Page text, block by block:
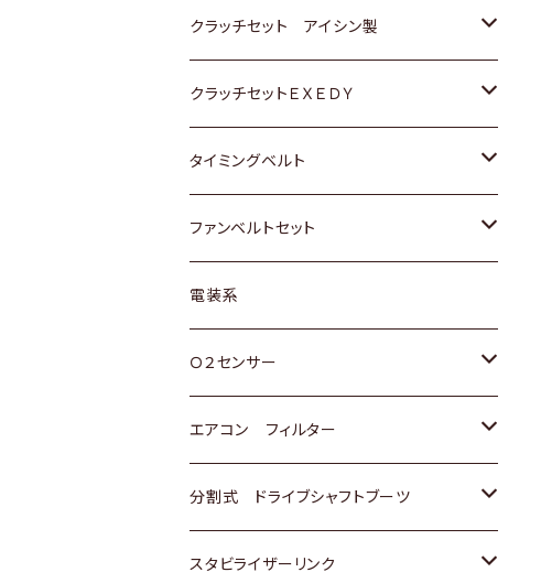
スバル
スバル
ダイハツ
マツダ
三菱
スバル
日野
ＷＡＧＥＮ
アストロ（シボレー）
クライスラー
ＶＯＬＶＯ
スズキ
日産
ダイハツ
マツダ
三菱
スバル
ダイハツ
日産
ホンダ
マツダ
トヨタ
クラッチセット アイシン製
ホンダ
スズキ
ダイハツ
マツダ
三菱
スバル
クラッチセットＥＸＥＤＹ
ホンダ
スズキ
日産
ダイハツ
マツダ
三菱
スバル
タイミングベルト
トヨタ
スズキ
ダイハツ
三菱
スバル
ファンベルトセット
トヨタ
ホンダ
スズキ
日産
いすゞ
電装系
Ｏ２センサー
トヨタ
ホンダ
スズキ
エアコン フィルター
トヨタ
ホンダ
分割式 ドライブシャフトブーツ
トヨタ
スタビライザーリンク